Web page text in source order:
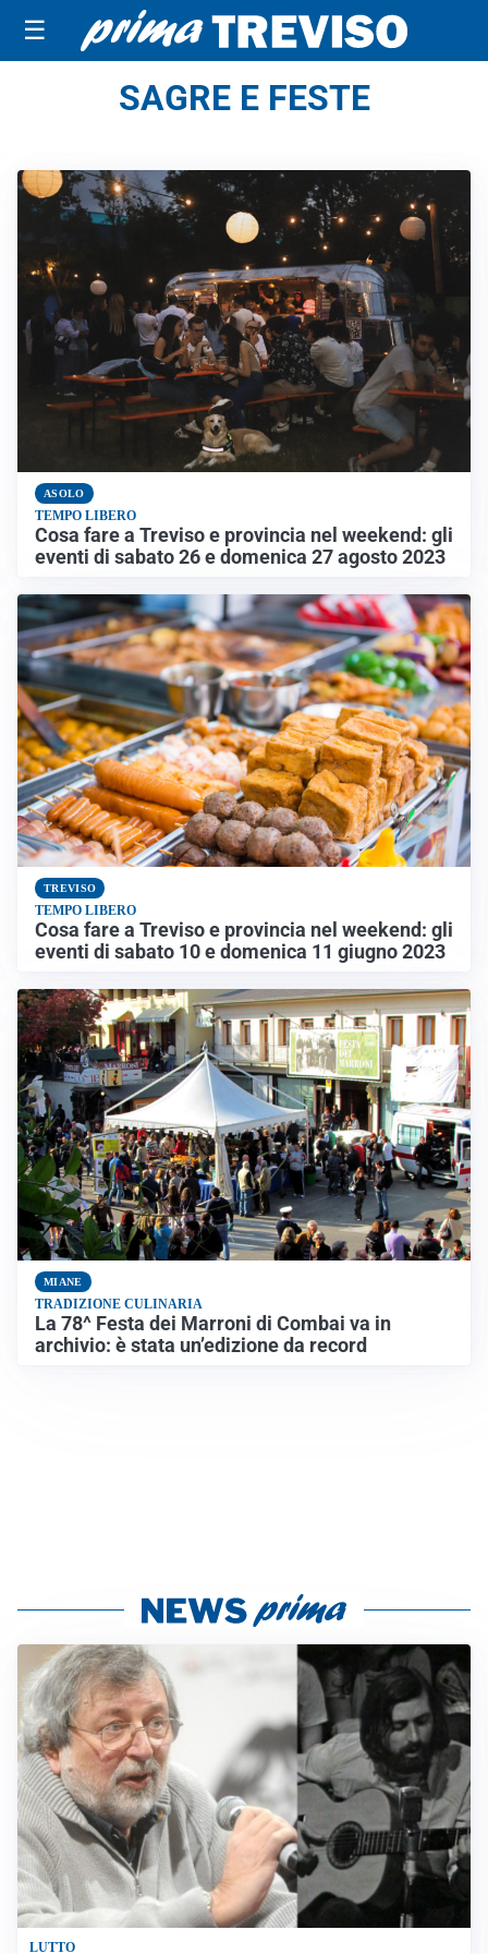
☰
SAGRE E FESTE
ASOLO
TEMPO LIBERO
Cosa fare a Treviso e provincia nel weekend: gli
eventi di sabato 26 e domenica 27 agosto 2023
TREVISO
TEMPO LIBERO
Cosa fare a Treviso e provincia nel weekend: gli
eventi di sabato 10 e domenica 11 giugno 2023
MIANE
TRADIZIONE CULINARIA
La 78^ Festa dei Marroni di Combai va in
archivio: è stata un’edizione da record
LUTTO